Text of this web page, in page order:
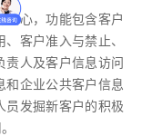
核心，功能包含客户
客户准入与禁止、
责人及客户信息访问
和企业公共客户信息
员发掘新客户的积极